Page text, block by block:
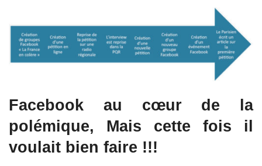
Facebook au cœur de la
polémique, Mais cette fois il
voulait bien faire !!!